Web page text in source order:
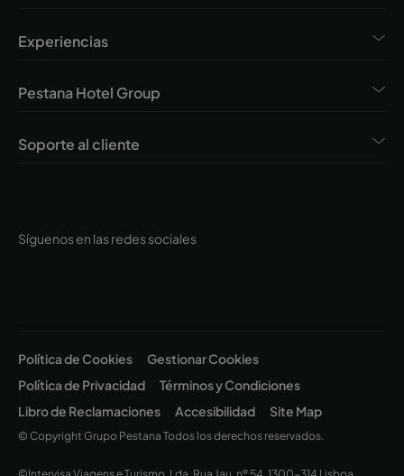
Síguenos en las redes sociales
Experiencias
Pestana Hotel Group
Soporte al cliente
Política de Cookies
Gestionar Cookies
Política de Privacidad
Términos y Condiciones
Libro de Reclamaciones
Accesibilidad Site Map
© Copyright Grupo Pestana Todos los derechos reservados.
©Intervisa Viagens e Turismo, Lda. Rua Jau, nº 54, 1300-314 Lisboa